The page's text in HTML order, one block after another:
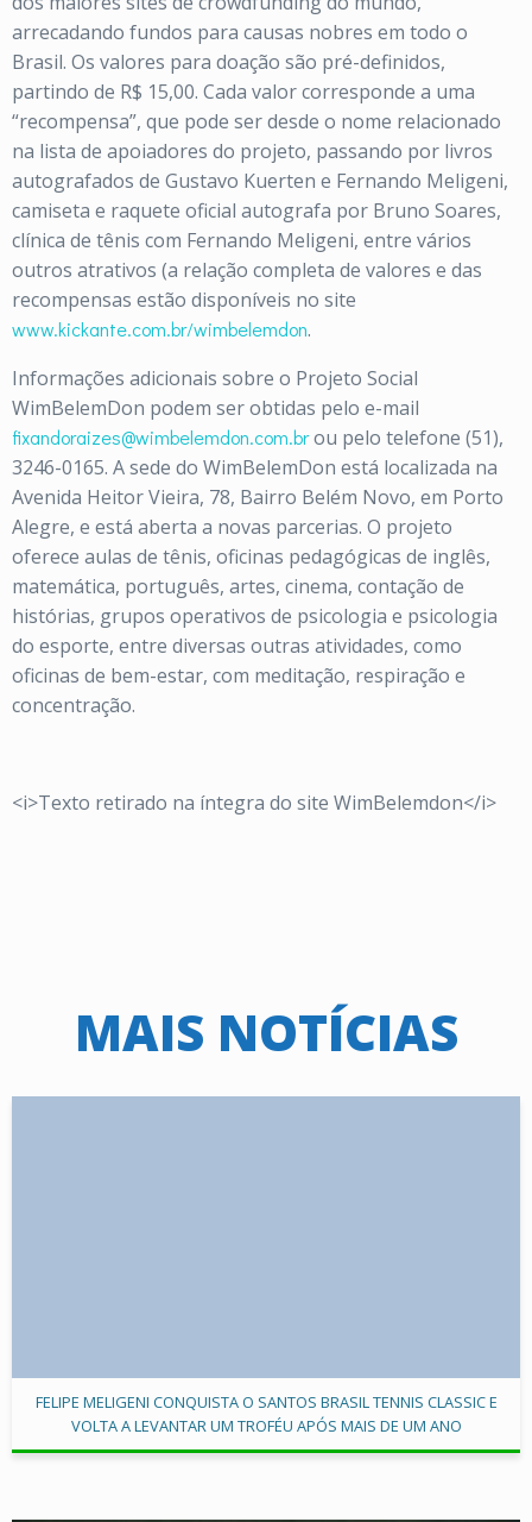
arrecadando fundos para causas nobres em todo o
Brasil. Os valores para doação são pré-definidos,
partindo de R$ 15,00. Cada valor corresponde a uma
“recompensa”, que pode ser desde o nome relacionado
na lista de apoiadores do projeto, passando por livros
autografados de Gustavo Kuerten e Fernando Meligeni,
camiseta e raquete oficial autografa por Bruno Soares,
clínica de tênis com Fernando Meligeni, entre vários
outros atrativos (a relação completa de valores e das
recompensas estão disponíveis no site
www.kickante.com.br/wimbelemdon.
Informações adicionais sobre o Projeto Social
WimBelemDon podem ser obtidas pelo e-mail
fixandoraizes@wimbelemdon.com.brou pelo telefone (51),
3246-0165. A sede do WimBelemDon está localizada na
Avenida Heitor Vieira, 78, Bairro Belém Novo, em Porto
Alegre, e está aberta a novas parcerias. O projeto
oferece aulas de tênis, oficinas pedagógicas de inglês,
matemática, português, artes, cinema, contação de
histórias, grupos operativos de psicologia e psicologia
do esporte, entre diversas outras atividades, como
oficinas de bem-estar, com meditação, respiração e
concentração.
<i>Texto retirado na íntegra do site WimBelemdon</i>
MAIS NOTÍCIAS
FELIPE MELIGENI CONQUISTA O SANTOS BRASIL TENNIS CLASSIC E
VOLTA A LEVANTAR UM TROFÉU APÓS MAIS DE UM ANO